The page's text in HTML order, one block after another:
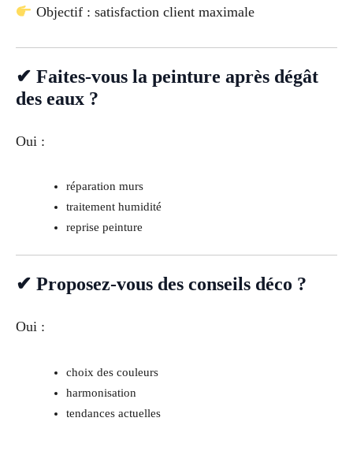
Objectif : satisfaction client maximale
✔ Faites-vous la peinture après dégât
des eaux ?
Oui :
réparation murs
traitement humidité
reprise peinture
✔ Proposez-vous des conseils déco ?
Oui :
choix des couleurs
harmonisation
tendances actuelles